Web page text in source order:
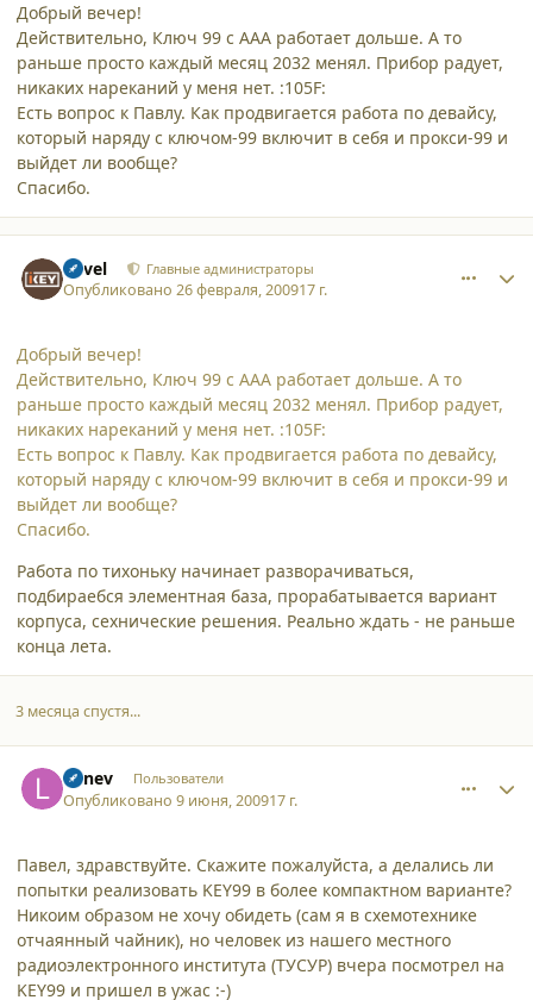
Добрый вечер!
Действительно, Ключ 99 с ААА работает дольше. А то
раньше просто каждый месяц 2032 менял. Прибор радует,
никаких нареканий у меня нет. :105F:
Есть вопрос к Павлу. Как продвигается работа по девайсу,
который наряду с ключом-99 включит в себя и прокси-99 и
выйдет ли вообще?
Спасибо.
Pavel Главные администраторы
Опубликовано26 февраля, 200917 г.
Добрый вечер!
Действительно, Ключ 99 с ААА работает дольше. А то
раньше просто каждый месяц 2032 менял. Прибор радует,
никаких нареканий у меня нет. :105F:
Есть вопрос к Павлу. Как продвигается работа по девайсу,
который наряду с ключом-99 включит в себя и прокси-99 и
выйдет ли вообще?
Спасибо.
Работа по тихоньку начинает разворачиваться,
подбираебся элементная база, прорабатывается вариант
корпуса, сехнические решения. Реально ждать - не раньше
конца лета.
3 месяца спустя...
Lunev Пользователи
Опубликовано9 июня, 200917 г.
Павел, здравствуйте. Скажите пожалуйста, а делались ли
попытки реализовать KEY99 в более компактном варианте?
Никоим образом не хочу обидеть (сам я в схемотехнике
отчаянный чайник), но человек из нашего местного
радиоэлектронного института (ТУСУР) вчера посмотрел на
KEY99 и пришел в ужас :-)